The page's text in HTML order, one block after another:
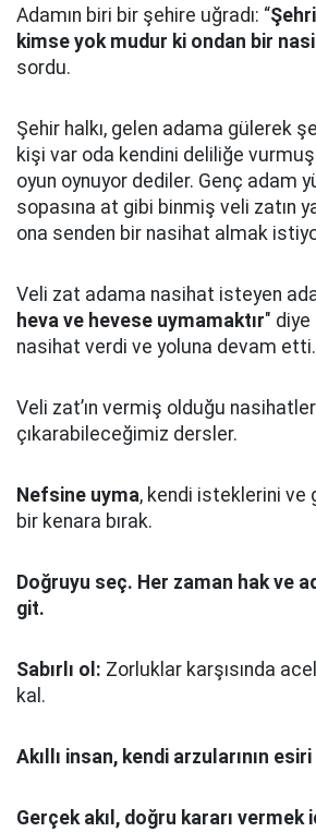
Adamın biri bir şehire uğradı: “
kimse yok mudur ki ondan bir
sordu.
Şehir halkı, gelen adama gülerek
kişi var oda kendini deliliğe
oyun oynuyor dediler. Genç adam
sopasına at gibi binmiş veli zatın
ona senden bir nasihat almak
Veli zat adama nasihat isteyen
heva ve hevese uymamaktır" diye
nasihat verdi ve yoluna devam etti.
Veli zat’ın vermiş olduğu
çıkarabileceğimiz dersler.
Nefsine uyma, kendi isteklerini ve
bir kenara bırak.
Doğruyu seç. Her zaman hak ve
git.
Sabırlı ol: Zorluklar karşısında
kal.
Akıllı insan, kendi arzularının
Gerçek akıl, doğru kararı